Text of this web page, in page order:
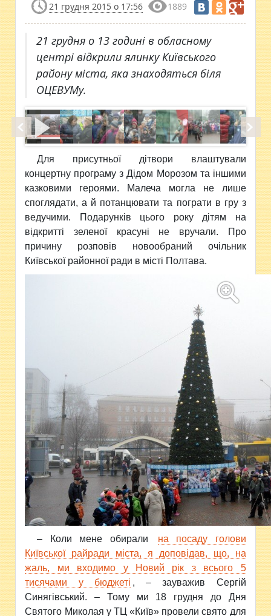
21 грудня 2015 о 17:56 1889
21 грудня о 13 годині в обласному
центрі відкрили ялинку Київського
району міста, яка знаходяться біля
ОЦЕВУМу.
Для присутньої дітвори влаштували
концертну програму з Дідом Морозом та іншими
казковими героями. Малеча могла не лише
споглядати, а й потанцювати та пограти в гру з
ведучими. Подарунків цього року дітям на
відкритті зеленої красуні не вручали. Про
причину розповів новообраний очільник
Київської районної ради в місті Полтава.
– Коли мене обирали
на посаду голови
Київської райради міста, я доповідав, що, на
жаль, ми входимо у Новий рік з всього 5
тисячами у бюджеті , – зауважив Сергій
Синягівський. – Тому ми 18 грудня до Дня
Святого Миколая у ТЦ «Київ» провели свято для